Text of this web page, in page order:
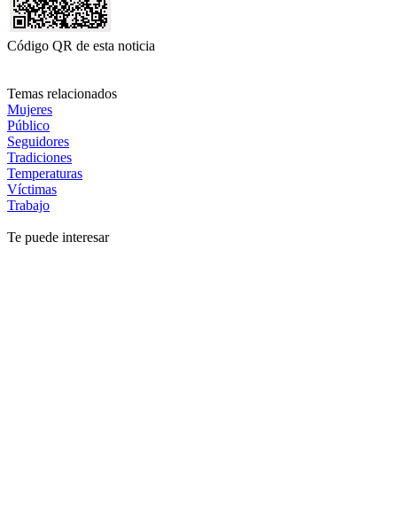
Código QR de esta noticia
Temas relacionados
Mujeres
Público
Seguidores
Tradiciones
Temperaturas
Víctimas
Trabajo
Te puede interesar